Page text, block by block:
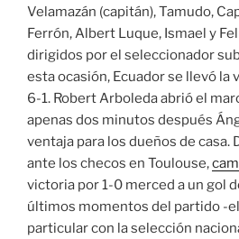
Velamazán (capitán), Tamudo,
Ferrón, Albert Luque, Ismael y
dirigidos por el seleccionador
esta ocasión, Ecuador se llevó la
6-1. Robert Arboleda abrió el
apenas dos minutos después
ventaja para los dueños de casa.
ante los checos en Toulouse,
victoria por 1-0 merced a un gol
últimos momentos del partido -
particular con la selección